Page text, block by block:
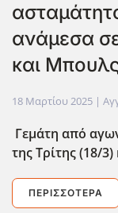
ανάμεσα
και
18 Μαρτίου 2025 |
Γεμάτη από
της Τρίτης (18/
ΠΕΡΙΣΣΌΤΕΡΑ